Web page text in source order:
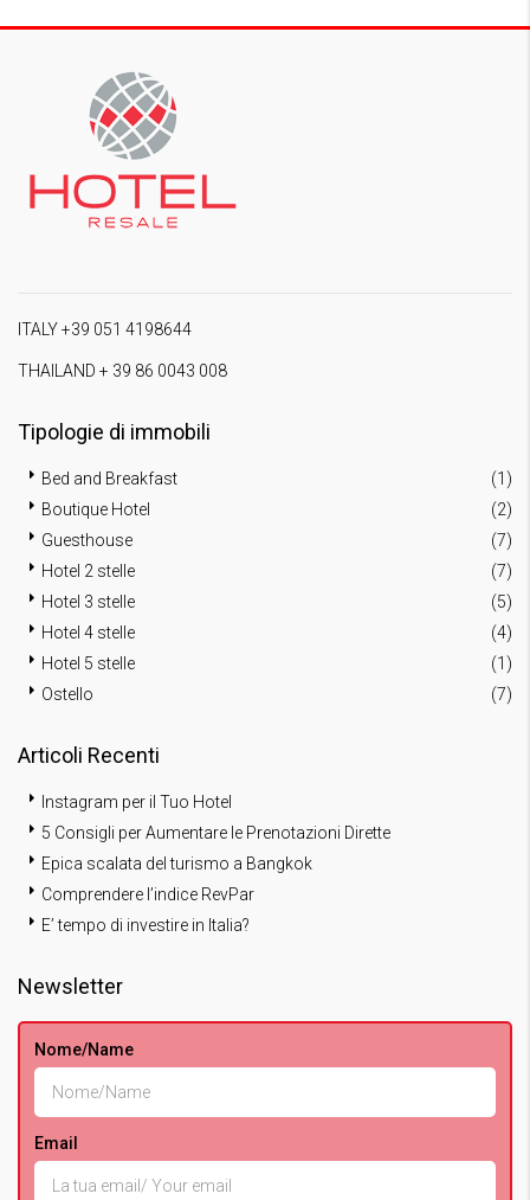
ITALY +39 051 4198644
THAILAND + 39 86 0043 008
Tipologie di immobili
Bed and Breakfast
(1)
Boutique Hotel
(2)
Guesthouse
(7)
Hotel 2 stelle
(7)
Hotel 3 stelle
(5)
Hotel 4 stelle
(4)
Hotel 5 stelle
(1)
Ostello
(7)
Articoli Recenti
Instagram per il Tuo Hotel
5 Consigli per Aumentare le Prenotazioni Dirette
Epica scalata del turismo a Bangkok
Comprendere l’indice RevPar
E’ tempo di investire in Italia?
Newsletter
Nome/Name
Email